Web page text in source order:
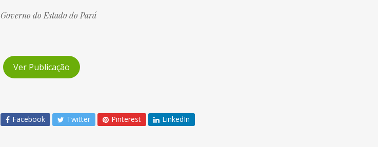
Governo do Estado do Pará
Ver Publicação
Facebook Twitter Pinterest LinkedIn